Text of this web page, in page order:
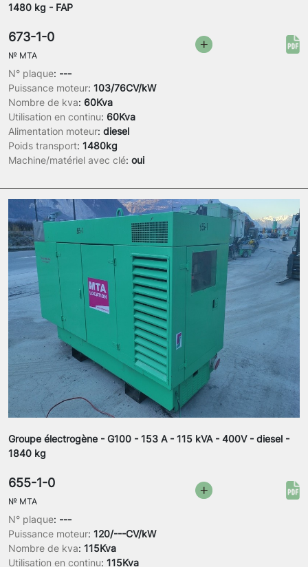
1480 kg - FAP
N° plaque: ---
Puissance moteur: 103/76CV/kW
Nombre de kva: 60Kva
Utilisation en continu: 60Kva
Alimentation moteur: diesel
Poids transport: 1480kg
Machine/matériel avec clé: oui
673-1-0
№ MTA
Groupe électrogène - G100 - 153 A - 115 kVA - 400V - diesel -
1840 kg
N° plaque: ---
Puissance moteur: 120/---CV/kW
Nombre de kva: 115Kva
Utilisation en continu: 115Kva
655-1-0
№ MTA